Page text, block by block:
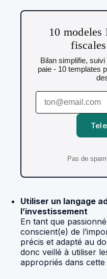
10 modeles
Bilan simplifie,
paie - 10 templates
Pas de
Utiliser un langage
l’investissement
En tant que
conscient(e) de
précis et adapté au
donc veillé à utiliser
appropriés dans